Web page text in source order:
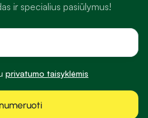
ir specialius pasiūlymus!
privatumo taisyklėmis